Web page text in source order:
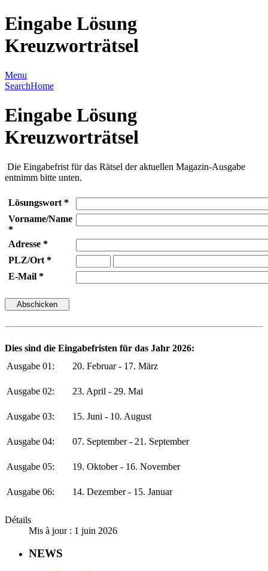
Eingabe Lösung
Kreuzworträtsel
Menu
SearchHome
Eingabe Lösung
Kreuzworträtsel
Die Eingabefrist für das Rätsel der aktuellen Magazin-Ausgabe
entnimm bitte unten.
Lösungswort *
Vorname/Name
*
Adresse *
PLZ/Ort *
E-Mail *
Dies sind die Eingabefristen für das Jahr 2026:
Ausgabe 01:
20. Februar - 17. März
Ausgabe 02: 23. April - 29. Mai
Ausgabe 03: 15. Juni - 10. August
Ausgabe 04: 07. September - 21. September
Ausgabe 05: 19. Oktober - 16. November
Ausgabe 06: 14. Dezember - 15. Januar
Détails
Mis à jour : 1 juin 2026
NEWS